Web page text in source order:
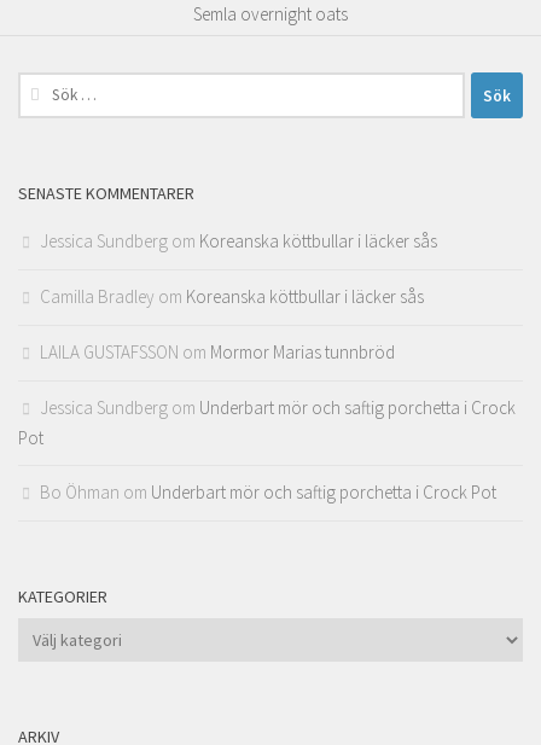
Semla overnight oats
Sök
efter:
SENASTE KOMMENTARER
Jessica Sundberg om Koreanska köttbullar i läcker sås
Camilla Bradley om Koreanska köttbullar i läcker sås
LAILA GUSTAFSSON om Mormor Marias tunnbröd
Jessica Sundberg om Underbart mör och saftig porchetta i Crock
Pot
Bo Öhman om Underbart mör och saftig porchetta i Crock Pot
KATEGORIER
Kategorier
ARKIV